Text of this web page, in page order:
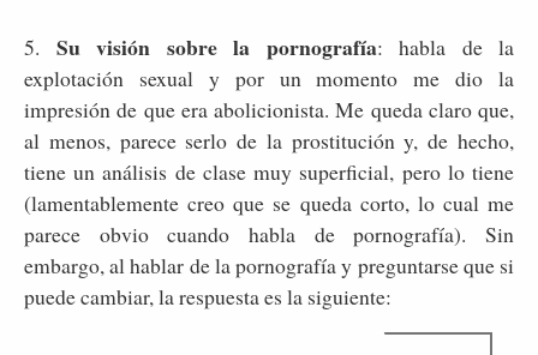
5. Su visión sobre la pornografía: habla de la
explotación sexual y por un momento me dio la
impresión de que era abolicionista. Me queda claro que,
al menos, parece serlo de la prostitución y, de hecho,
tiene un análisis de clase muy superficial, pero lo tiene
(lamentablemente creo que se queda corto, lo cual me
parece obvio cuando habla de pornografía). Sin
embargo, al hablar de la pornografía y preguntarse que si
puede cambiar, la respuesta es la siguiente: